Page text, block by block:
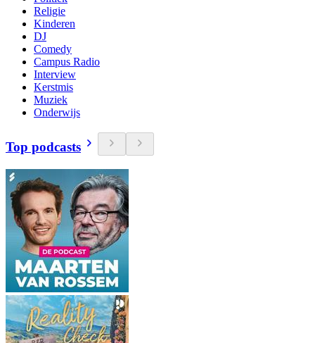
Religie
Kinderen
DJ
Comedy
Campus Radio
Interview
Kerstmis
Muziek
Onderwijs
Top podcasts